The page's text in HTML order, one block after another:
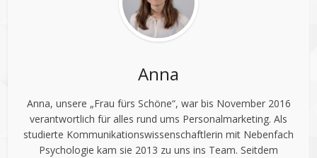
Anna
Anna, unsere „Frau fürs Schöne“, war bis November 2016
verantwortlich für alles rund ums Personalmarketing. Als
studierte Kommunikationswissenschaftlerin mit Nebenfach
Psychologie kam sie 2013 zu uns ins Team. Seitdem